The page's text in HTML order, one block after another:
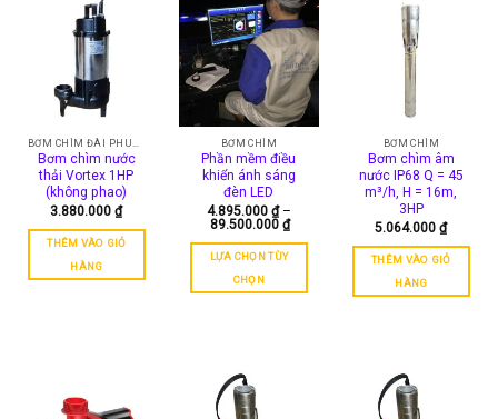
Bơm chìm nước
thải Vortex 1HP
(không phao)
3.880.000₫
THÊM VÀO GIỎ
HÀNG
BƠM CHÌM
Phần mềm điều
khiển ánh sáng
đèn LED
4.895.000 ₫ –
89.500.000₫Khoảng
89.500.000 ₫
LỰA CHỌN TÙY
CHỌN
nhiều
biến
BƠM CHÌM
Bơm chìm âm
nước IP68 Q = 45
m³/h, H = 16m,
3HP
5.064.000₫
THÊM VÀO GIỎ
HÀNG